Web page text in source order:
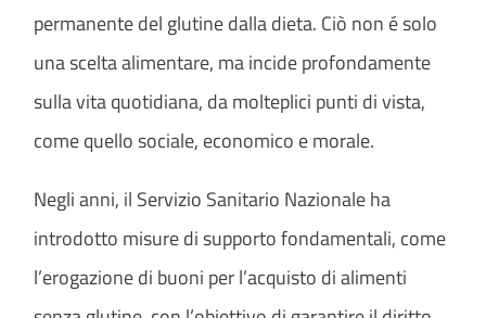
permanente del glutine dalla dieta. Ciò non é solo
una scelta alimentare, ma incide profondamente
sulla vita quotidiana, da molteplici punti di vista,
come quello sociale, economico e morale.
Negli anni, il Servizio Sanitario Nazionale ha
introdotto misure di supporto fondamentali, come
l’erogazione di buoni per l’acquisto di alimenti